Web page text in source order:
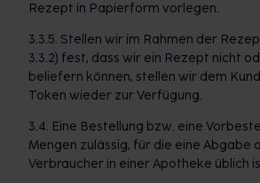
Rezept in Papierform vorlegen.
3.3.5. Stellen wir im Rahmen der
3.3.2) fest, dass wir ein Rezept nicht
beliefern können, stellen wir dem
Token wieder zur Verfügung.
3.4. Eine Bestellung bzw. eine
Mengen zulässig, für die eine Abgabe
Verbraucher in einer Apotheke üblich